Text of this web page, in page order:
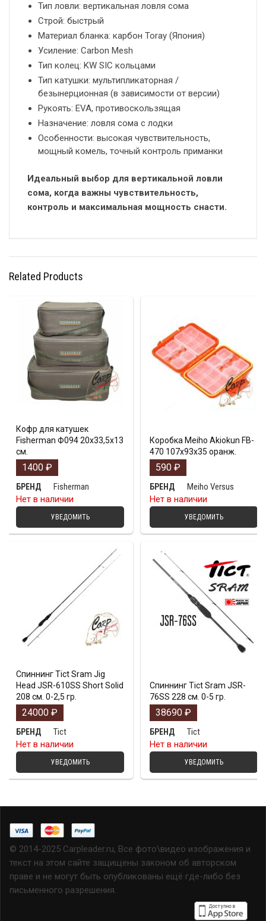
Тип ловли: вертикальная ловля сома
Строй: быстрый
Материал бланка: карбон Toray (Япония)
Усиление: Carbon Mesh
Тип колец: KW SIC кольцами
Тип катушки: мультипликаторная /
безынерционная (в зависимости от версии)
Рукоять: EVA, противоскользящая
Назначение: ловля сома с лодки
Особенности: высокая чувствительность,
мощный комель, точный контроль приманки
Идеальный выбор для вертикальной ловли
сома, когда важны чувствительность,
контроль и максимальная мощность снасти.
Related Products
Кофр для катушек
Fisherman Ф094 20х33,5х13
см.
1400 ₽
БРЕНД
Fisherman
Нет в наличии
УВЕДОМИТЬ
Коробка Meiho Akiokun FB-
470 107x93x35 оранж.
590 ₽
БРЕНД
Meiho Versus
Нет в наличии
УВЕДОМИТЬ
Спиннинг Tict Sram Jig
Head JSR-610SS Short Solid
208 см. 0-2,5 гр.
24000 ₽
БРЕНД
Tict
Нет в наличии
УВЕДОМИТЬ
Спиннинг Tict Sram JSR-
76SS 228 см. 0-5 гр.
38690 ₽
БРЕНД
Tict
Нет в наличии
УВЕДОМИТЬ
© 2014-2025 Carpleader.ru, Все фото\видео изображения и
текст на этом сайте защищены законом об авторском
праве и не могут быть опубликованы ещё где-либо без
письменного разрешения.